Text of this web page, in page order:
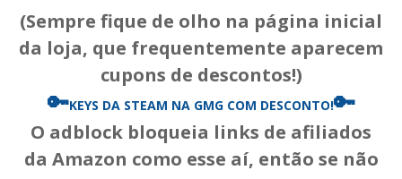
(Sempre fique de olho na página inicial
da loja, que frequentemente aparecem
cupons de descontos!)
🔑KEYS DA STEAM NA GMG COM DESCONTO!🔑
O adblock bloqueia links de afiliados
da Amazon como esse aí, então se não